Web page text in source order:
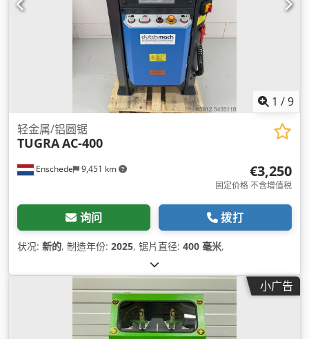
1 /9
Enschede 9,451 km
轻金属/铝圆锯
TUGRAAC-400
€3,250
固定价格 不含增值税
询问 拨打
状况: 新的, 制造年份: 2025, 锯片直径: 400 毫米,
小广告